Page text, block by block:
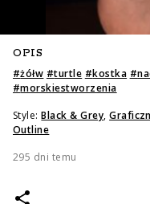
OPIS
#żółw #turtle #kostka #
#morskiestworzenia
Style: Black & Grey,
Outline
295 dni temu